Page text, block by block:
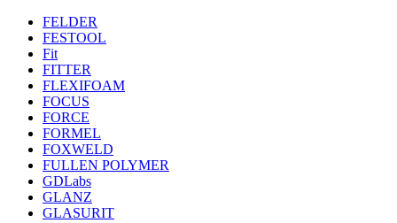
FELDER
FESTOOL
Fit
FITTER
FLEXIFOAM
FOCUS
FORCE
FORMEL
FOXWELD
FULLEN POLYMER
GDLabs
GLANZ
GLASURIT